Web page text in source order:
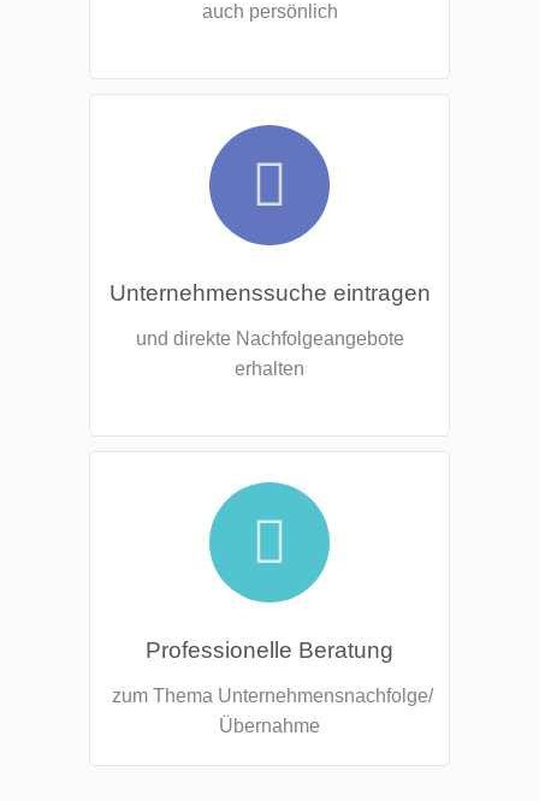
auch persönlich
Unternehmenssuche eintragen
und direkte Nachfolgeangebote
erhalten
Professionelle Beratung
zum Thema Unternehmensnachfolge/
Übernahme